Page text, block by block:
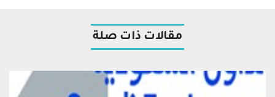
مقالات ذات صلة